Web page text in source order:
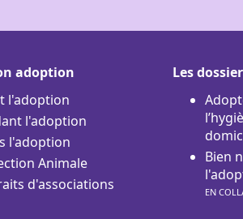
adoption
l'adoption
l'adoption
l'adoption
Animale
d'associations
Les
Bien
EN